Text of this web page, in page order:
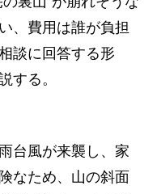
、費用は誰が負担
談に回答する形
する。
台風が来襲し、家
なため、山の斜面